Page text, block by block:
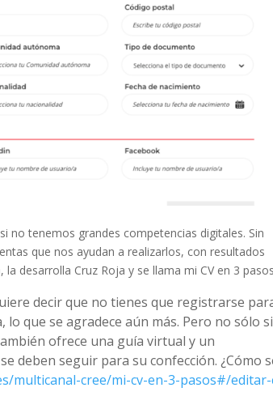
no tenemos grandes competencias digitales. Sin
que nos ayudan a realizarlos, con resultados
desarrolla Cruz Roja y se llama mi CV en 3
decir que no tienes que registrarse
que se agradece aún más. Pero no sólo
ofrece una guía virtual y un
deben seguir para su confección. ¿Cómo
multicanal-cree/mi-cv-en-3-pasos#/